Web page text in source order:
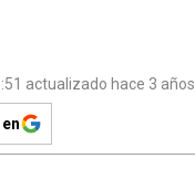
actualizado hace 3 años